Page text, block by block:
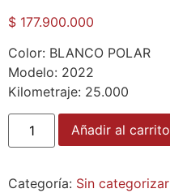
$ 177.900.000
Color: BLANCO POLAR
Modelo: 2022
Kilometraje: 25.000
Añadir al carrito
Categoría: Sin categorizar